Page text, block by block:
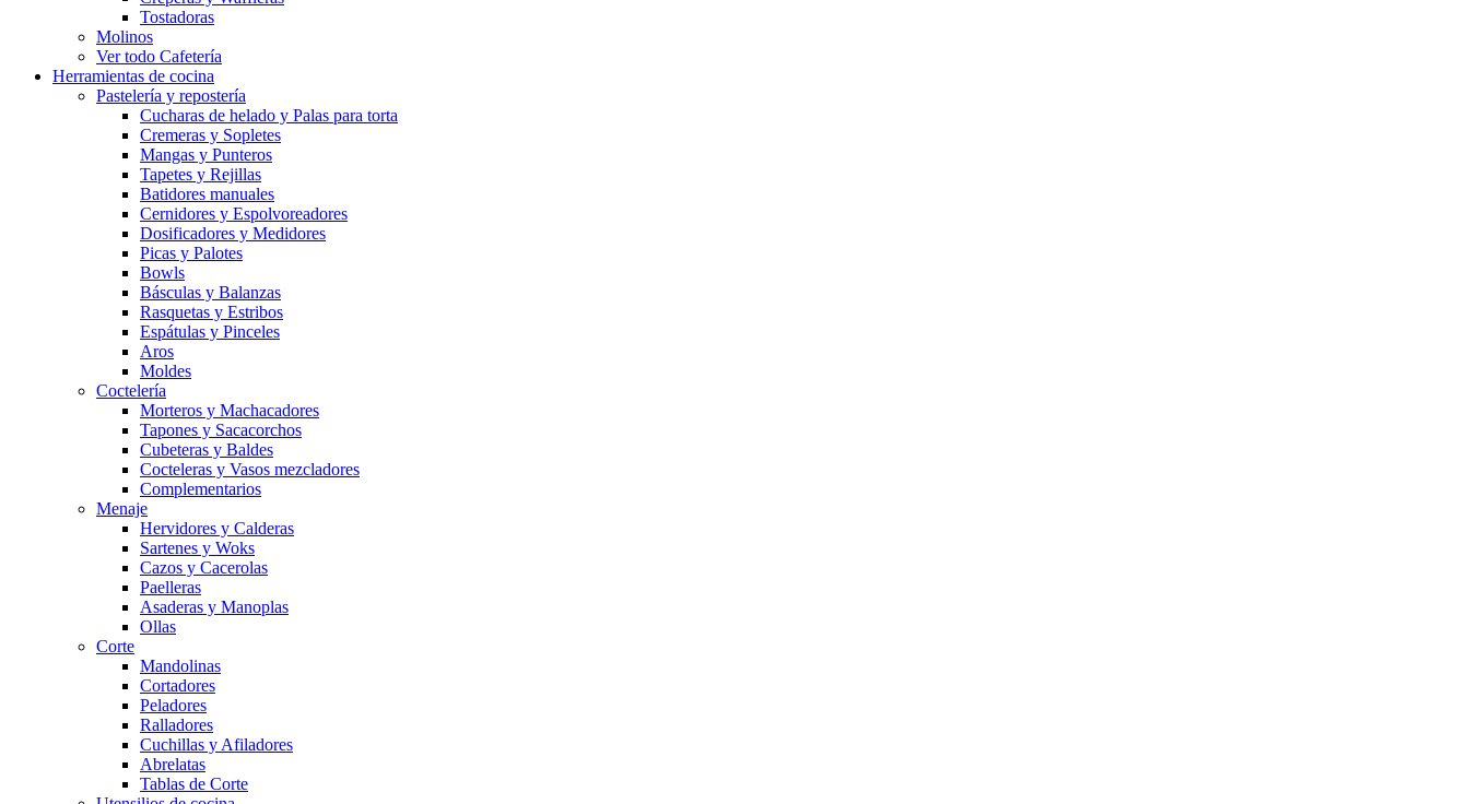
Tostadoras
Molinos
Ver todo Cafetería
Herramientas de cocina
Pastelería y repostería
Cucharas de helado y Palas para torta
Cremeras y Sopletes
Mangas y Punteros
Tapetes y Rejillas
Batidores manuales
Cernidores y Espolvoreadores
Dosificadores y Medidores
Picas y Palotes
Bowls
Básculas y Balanzas
Rasquetas y Estribos
Espátulas y Pinceles
Aros
Moldes
Coctelería
Morteros y Machacadores
Tapones y Sacacorchos
Cubeteras y Baldes
Cocteleras y Vasos mezcladores
Complementarios
Menaje
Hervidores y Calderas
Sartenes y Woks
Cazos y Cacerolas
Paelleras
Asaderas y Manoplas
Ollas
Corte
Mandolinas
Cortadores
Peladores
Ralladores
Cuchillas y Afiladores
Abrelatas
Tablas de Corte